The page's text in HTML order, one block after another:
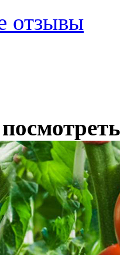
отзывы